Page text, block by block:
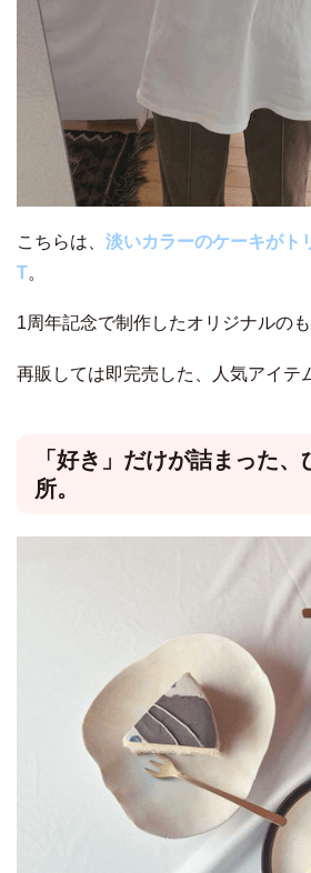
こちらは、 淡いカラーのケーキがト
T。
1周年記念で制作したオリジナルの
再販しては即完売した、人気アイテ
「好き」だけが詰まった
所。